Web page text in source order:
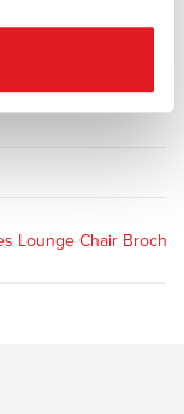
plus grande
Lounge Chair